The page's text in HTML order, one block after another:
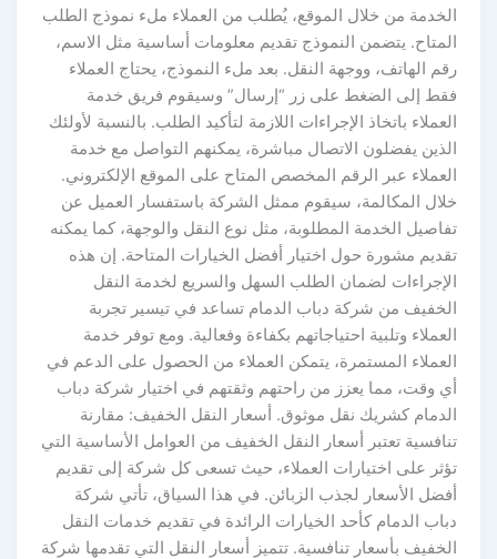
الخدمة من خلال الموقع، يُطلب من العملاء ملء نموذج الطلب
المتاح. يتضمن النموذج تقديم معلومات أساسية مثل الاسم،
رقم الهاتف، ووجهة النقل. بعد ملء النموذج، يحتاج العملاء
فقط إلى الضغط على زر “إرسال” وسيقوم فريق خدمة
العملاء باتخاذ الإجراءات اللازمة لتأكيد الطلب. بالنسبة لأولئك
الذين يفضلون الاتصال مباشرة، يمكنهم التواصل مع خدمة
العملاء عبر الرقم المخصص المتاح على الموقع الإلكتروني.
خلال المكالمة، سيقوم ممثل الشركة باستفسار العميل عن
تفاصيل الخدمة المطلوبة، مثل نوع النقل والوجهة، كما يمكنه
تقديم مشورة حول اختيار أفضل الخيارات المتاحة. إن هذه
الإجراءات لضمان الطلب السهل والسريع لخدمة النقل
الخفيف من شركة دباب الدمام تساعد في تيسير تجربة
العملاء وتلبية احتياجاتهم بكفاءة وفعالية. ومع توفر خدمة
العملاء المستمرة، يتمكن العملاء من الحصول على الدعم في
أي وقت، مما يعزز من راحتهم وثقتهم في اختيار شركة دباب
الدمام كشريك نقل موثوق. أسعار النقل الخفيف: مقارنة
تنافسية تعتبر أسعار النقل الخفيف من العوامل الأساسية التي
تؤثر على اختيارات العملاء، حيث تسعى كل شركة إلى تقديم
أفضل الأسعار لجذب الزبائن. في هذا السياق، تأتي شركة
دباب الدمام كأحد الخيارات الرائدة في تقديم خدمات النقل
الخفيف بأسعار تنافسية. تتميز أسعار النقل التي تقدمها شركة